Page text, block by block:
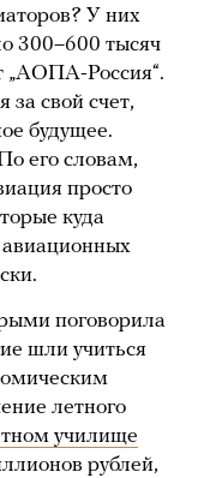
У них
300–600 тысяч
„АОПА-Россия“.
свой счет,
будущее.
его словам,
просто
куда
авиационных
поговорила
шли учиться
летного
училище
рублей,